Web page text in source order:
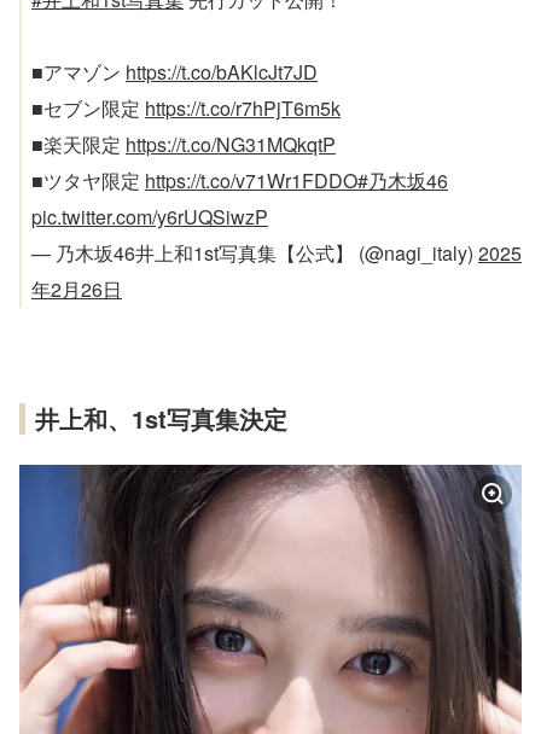
■アマゾン https://t.co/bAKlcJt7JD
■セブン限定 https://t.co/r7hPjT6m5k
■楽天限定 https://t.co/NG31MQkqtP
■ツタヤ限定 https://t.co/v71Wr1FDDO#乃木坂46
pic.twitter.com/y6rUQSiwzP
— 乃木坂46井上和1st写真集【公式】 (@nagi_italy) 2025
年2月26日
井上和、1st写真集決定